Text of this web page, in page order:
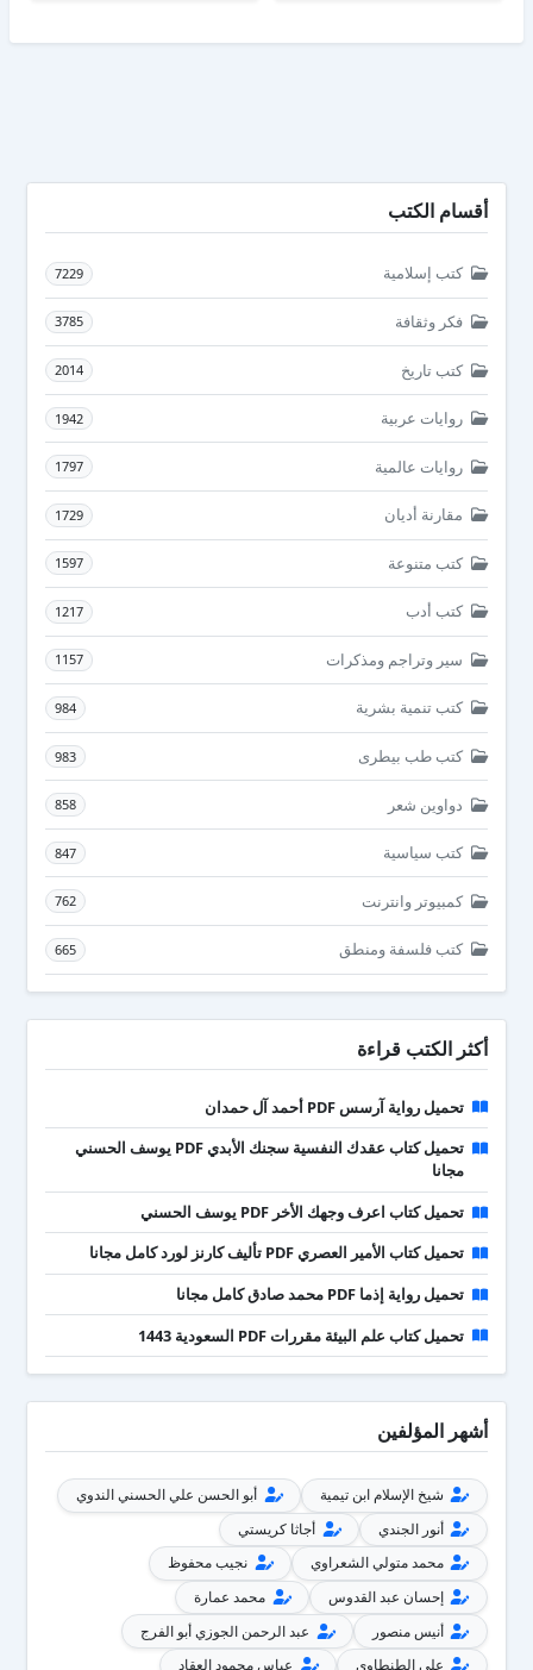
أقسام الكتب
كتب إسلامية 7229
فكر وثقافة 3785
كتب تاريخ 2014
روايات عربية 1942
روايات عالمية 1797
مقارنة أديان 1729
كتب متنوعة 1597
كتب أدب 1217
سير وتراجم ومذكرات 1157
كتب تنمية بشرية 984
كتب طب بيطرى 983
دواوين شعر 858
كتب سياسية 847
كمبيوتر وانترنت 762
كتب فلسفة ومنطق 665
أكثر الكتب قراءة
تحميل رواية آرسس PDF أحمد آل حمدان
تحميل كتاب عقدك النفسية سجنك الأبدي PDF يوسف الحسني
مجانا
تحميل كتاب اعرف وجهك الأخر PDF يوسف الحسني
تحميل كتاب الأمير العصري PDF تأليف كارنز لورد كامل مجانا
تحميل رواية إذما PDF محمد صادق كامل مجانا
تحميل كتاب علم البيئة مقررات PDF السعودية 1443
أشهر المؤلفين
شيخ الإسلام ابن تيمية
أبو الحسن علي الحسني الندوي
أنور الجندي
أجاثا كريستي
محمد متولي الشعراوي
نجيب محفوظ
إحسان عبد القدوس
محمد عمارة
أنيس منصور
عبد الرحمن الجوزي أبو الفرج
علي الطنطاوي
عباس محمود العقاد